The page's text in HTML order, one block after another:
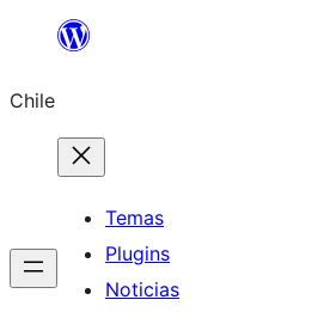
Saltar
contenido
Chile
Temas
Plugins
Noticias